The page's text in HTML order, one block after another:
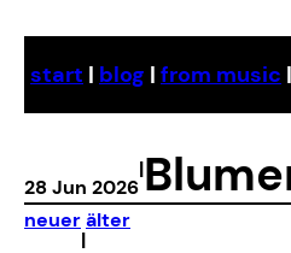
content
start | blog | from music |
28 Jun 2026
|
neuer
|
älter